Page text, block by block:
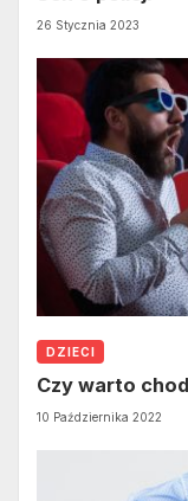
26 Stycznia 2023
DZIECI
Czy warto
10 Października 2022